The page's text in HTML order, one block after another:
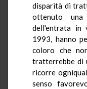
disparità di
ottenuto una
dell'entrata in
1993, hanno
coloro che
tratterrebbe di
ricorre
senso